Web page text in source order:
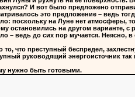
И вот было предложено
это предложение – ведь
поскольку на Луне нет атмосферы,
остановились на другом варианте,
– ведь до сих пор мучается. Неясно,
то, что преступный беспредел,
руководящий энергоисточник так
нужно быть готовыми.